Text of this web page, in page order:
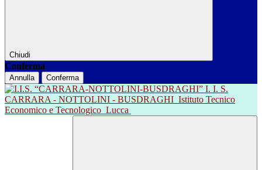
Chiudi
Conferma
Annulla Conferma
I. I. S.
CARRARA - NOTTOLINI - BUSDRAGHI Istituto Tecnico
Economico e Tecnologico Lucca